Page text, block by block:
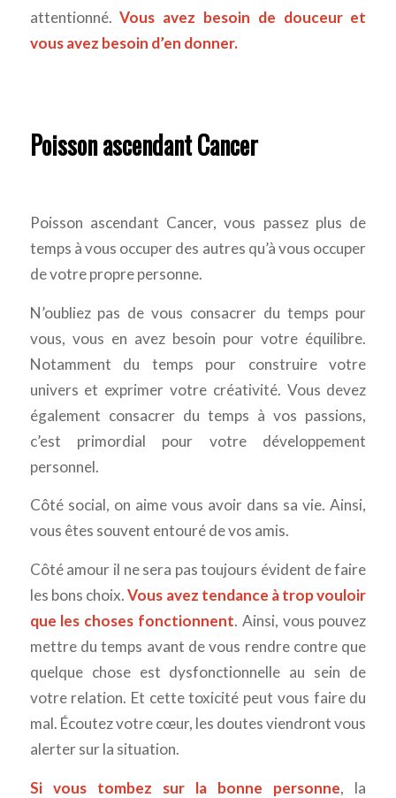
attentionné.Vous avez besoin de douceur et
vous avez besoin d’en donner.
Poisson ascendant Cancer
Poisson ascendant Cancer, vous passez plus de
temps à vous occuper des autres qu’à vous occuper
de votre propre personne.
N’oubliez pas de vous consacrer du temps pour
vous, vous en avez besoin pour votre équilibre.
Notamment du temps pour construire votre
univers et exprimer votre créativité. Vous devez
également consacrer du temps à vos passions,
c’est primordial pour votre développement
personnel.
Côté social, on aime vous avoir dans sa vie. Ainsi,
vous êtes souvent entouré de vos amis.
Côté amour il ne sera pas toujours évident de faire
les bons choix.Vous avez tendance à trop vouloir
que les choses fonctionnent. Ainsi, vous pouvez
mettre du temps avant de vous rendre contre que
quelque chose est dysfonctionnelle au sein de
votre relation. Et cette toxicité peut vous faire du
mal. Écoutez votre cœur, les doutes viendront vous
alerter sur la situation.
Si vous tombez sur la bonne personne, la